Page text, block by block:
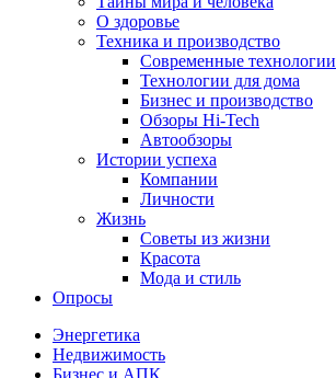
О здоровье
Техника и производство
Современные технологии
Технологии для дома
Бизнес и производство
Обзоры Hi-Tech
Автообзоры
Истории успеха
Компании
Личности
Жизнь
Советы из жизни
Красота
Мода и стиль
Опросы
Энергетика
Недвижимость
Бизнес и АПК